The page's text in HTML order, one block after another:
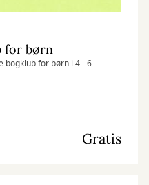
for børn
bogklub for børn i 4 - 6.
Gratis